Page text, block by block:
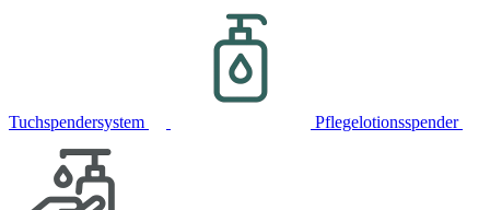
Tuchspendersystem Pflegelotionsspender